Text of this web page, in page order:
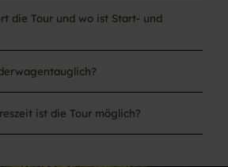
die Tour und wo ist Start- und
ist die Tour möglich?